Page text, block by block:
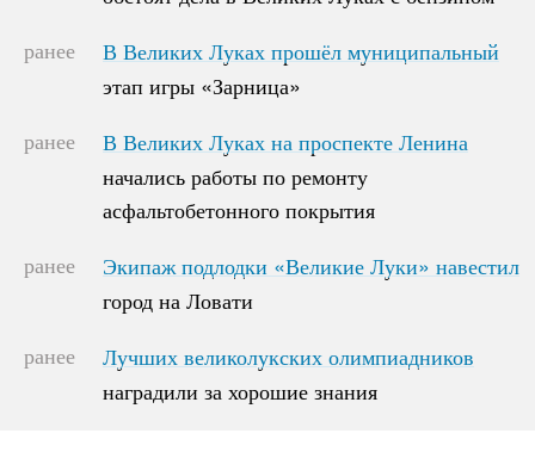
ранее
В Великих Луках прошёл муниципальный
этап игры «Зарница»
В Великих Луках прошёл муниципальный
этап игры «Зарница»
ранее
В Великих Луках на проспекте Ленина
начались работы по ремонту
асфальтобетонного покрытия
В Великих Луках на проспекте Ленина
начались работы по ремонту
асфальтобетонного покрытия
ранее
Экипаж подлодки «Великие Луки» навестил
город на Ловати
Экипаж подлодки «Великие Луки» навестил
город на Ловати
ранее
Лучших великолукских олимпиадников
наградили за хорошие знания
Лучших великолукских олимпиадников
наградили за хорошие знания